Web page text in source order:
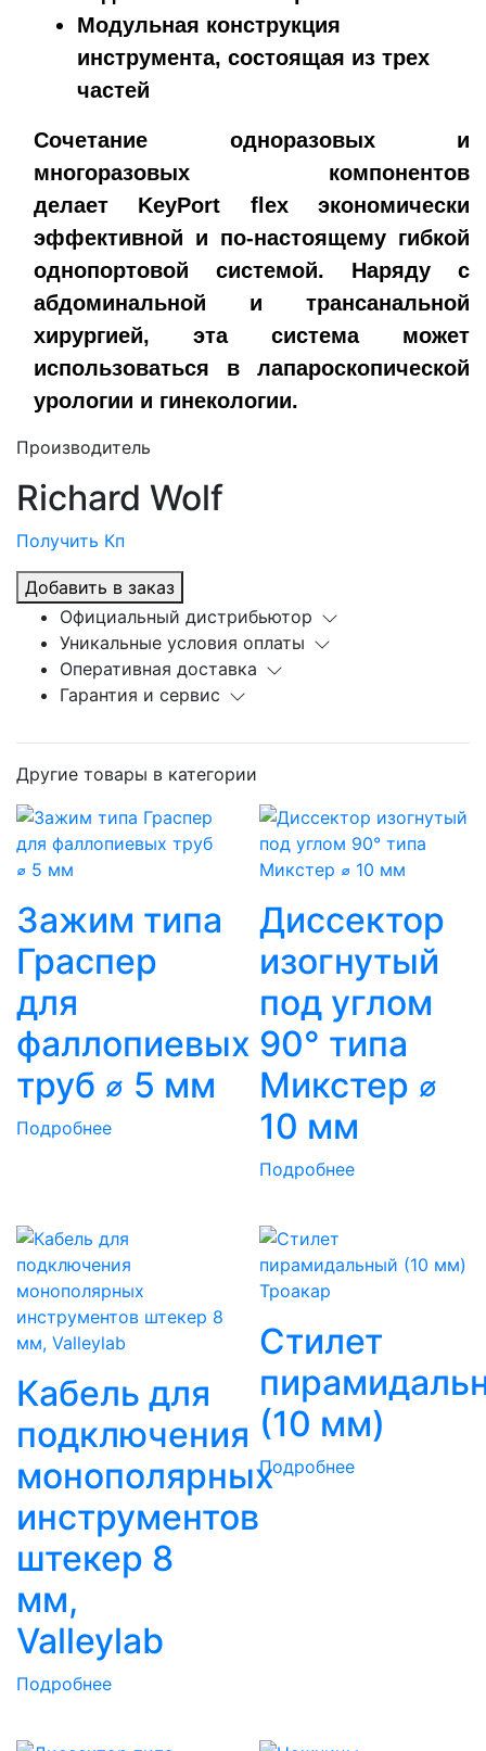
Модульная конструкция
инструмента, состоящая из трех
частей
Сочетание одноразовых и
многоразовых компонентов
делает
KeyPort flex экономически
эффективной и по-настоящему гибкой
однопортовой системой. Наряду с
абдоминальной и трансанальной
хирургией, эта система может
использоваться в лапароскопической
урологии и гинекологии.
Производитель
Richard Wolf
Получить Кп
Добавить в заказ
Официальный дистрибьютор
Уникальные условия оплаты
Оперативная доставка
Гарантия и сервис
Другие товары в категории
Зажим типа
Граспер
для
фаллопиевых
труб ⌀ 5 мм
Подробнее
Диссектор
изогнутый
под углом
90° типа
Микстер ⌀
10 мм
Подробнее
Кабель для
подключения
монополярных
инструментов
штекер 8
мм,
Valleylab
Подробнее
Троакар
Стилет
(10 мм)
Подробнее